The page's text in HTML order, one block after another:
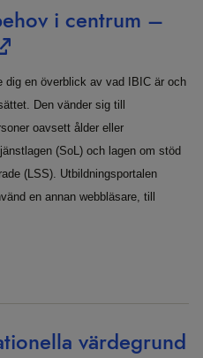
i centrum –
dig en överblick av vad IBIC är och
Den vänder sig till
oavsett ålder eller
(SoL) och lagen om stöd
(LSS). Utbildningsportalen
en annan webbläsare, till
värdegrund